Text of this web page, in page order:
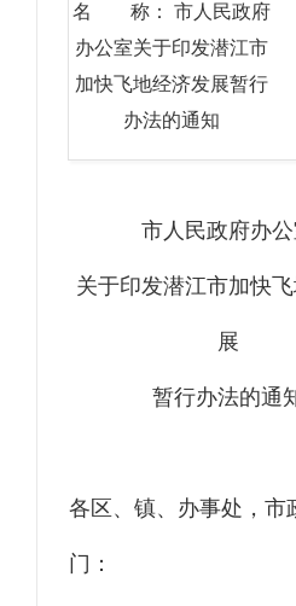
名 称： 市人民政府
办公室关于印发潜江市
加快飞地经济发展暂行
办法的通知
市人民政府办
关于印发潜江市加快
展
暂行办法的通
各区、镇、办事处，市
门：